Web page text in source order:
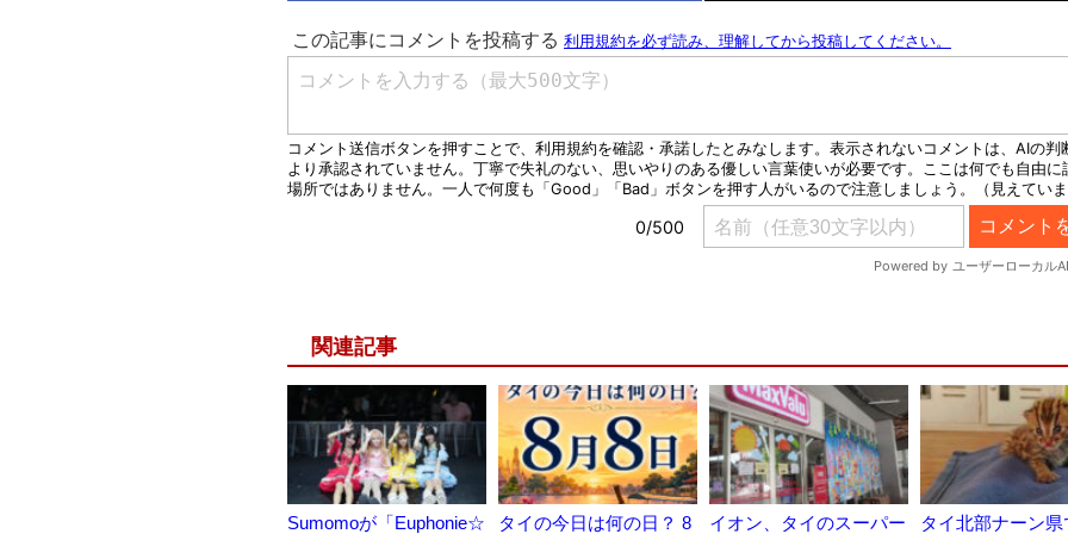
関連記事
Sumomoが「Euphonie☆ タイの今日は何の日？ 8 イオン、タイのスーパー タイ北部ナーン